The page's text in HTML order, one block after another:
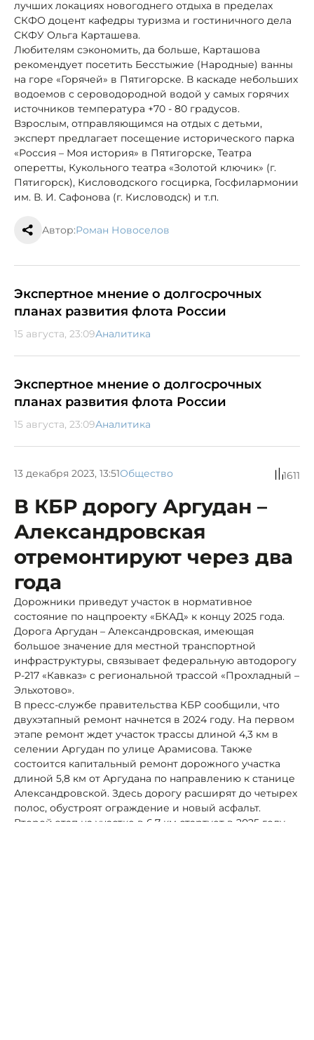
лучших локациях новогоднего отдыха в пределах
СКФО доцент кафедры туризма и гостиничного дела
СКФУ Ольга Карташева.
Любителям сэкономить, да больше, Карташова
рекомендует посетить Бесстыжие (Народные) ванны
на горе «Горячей» в Пятигорске. В каскаде небольших
водоемов с сероводородной водой у самых горячих
источников температура +70 - 80 градусов.
Взрослым, отправляющимся на отдых с детьми,
эксперт предлагает посещение исторического парка
«Россия – Моя история» в Пятигорске, Театра
оперетты, Кукольного театра «Золотой ключик» (г.
Пятигорск), Кисловодского госцирка, Госфилармонии
им. В. И. Сафонова (г. Кисловодск) и т.п.
Автор:Роман Новоселов
Экспертное мнение о долгосрочных
планах развития флота России
15 августа, 23:09Аналитика
Экспертное мнение о долгосрочных
планах развития флота России
15 августа, 23:09Аналитика
13 декабря 2023, 13:51Общество 1611
В КБР дорогу Аргудан –
Александровская
отремонтируют через два
года
Дорожники приведут участок в нормативное
состояние по нацпроекту «БКАД» к концу 2025 года.
Дорога Аргудан – Александровская, имеющая
большое значение для местной транспортной
инфраструктуры, связывает федеральную автодорогу
Р-217 «Кавказ» с региональной трассой «Прохладный –
Эльхотово».
В пресс-службе правительства КБР сообщили, что
двухэтапный ремонт начнется в 2024 году. На первом
этапе ремонт ждет участок трассы длиной 4,3 км в
селении Аргудан по улице Арамисова. Также
состоится капитальный ремонт дорожного участка
длиной 5,8 км от Аргудана по направлению к станице
Александровской. Здесь дорогу расширят до четырех
полос, обустроят ограждение и новый асфальт.
Второй этап на участке в 6,7 км стартует в 2025 году.